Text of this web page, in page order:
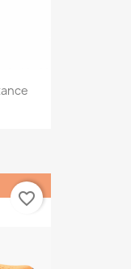
favorite_border